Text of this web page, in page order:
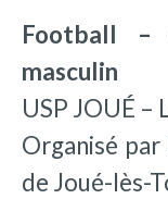
Football –
masculin
USP JOUÉ –
Organisé
de Joué-lès-